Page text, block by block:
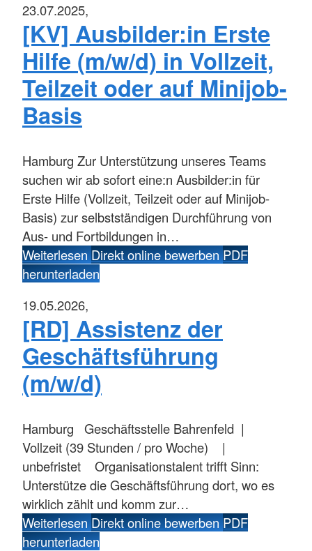
23.07.2025,
[KV] Ausbilder:in Erste
Hilfe (m/w/d) in Vollzeit,
Teilzeit oder auf Minijob-
Basis
Hamburg Zur Unterstützung unseres Teams
suchen wir ab sofort eine:n Ausbilder:in für
Erste Hilfe (Vollzeit, Teilzeit oder auf Minijob-
Basis) zur selbstständigen Durchführung von
Aus- und Fortbildungen in…
WeiterlesenDirekt online bewerbenPDF
herunterladen
19.05.2026,
[RD] Assistenz der
Geschäftsführung
(m/w/d)
Hamburg Geschäftsstelle Bahrenfeld |
Vollzeit (39 Stunden / pro Woche) |
unbefristet Organisationstalent trifft Sinn:
Unterstütze die Geschäftsführung dort, wo es
wirklich zählt und komm zur…
WeiterlesenDirekt online bewerbenPDF
herunterladen